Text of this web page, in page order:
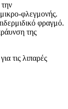
φλεγμονής.
φραγμό.
της
τις λιπαρές